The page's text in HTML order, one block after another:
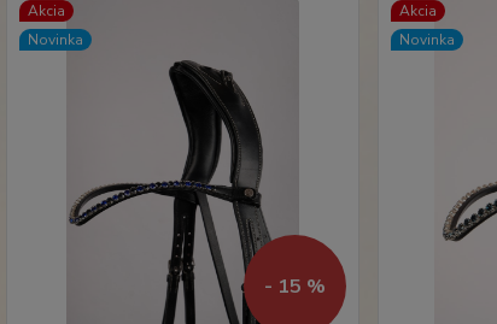
Akcia
Novinka
- 15 %
Akcia
Novinka